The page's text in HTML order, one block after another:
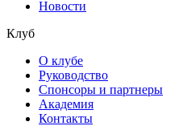
Новости
Клуб
О клубе
Руководство
Спонсоры и партнеры
Академия
Контакты